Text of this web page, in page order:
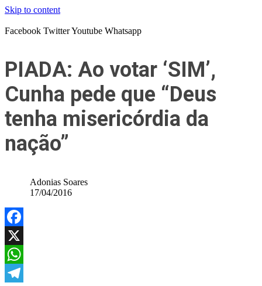
Skip to content
Facebook TwitterYoutube Whatsapp
PIADA: Ao votar ‘SIM’,
Cunha pede que “Deus
tenha misericórdia da
nação”
Adonias Soares
17/04/2016
Facebook
X
WhatsApp